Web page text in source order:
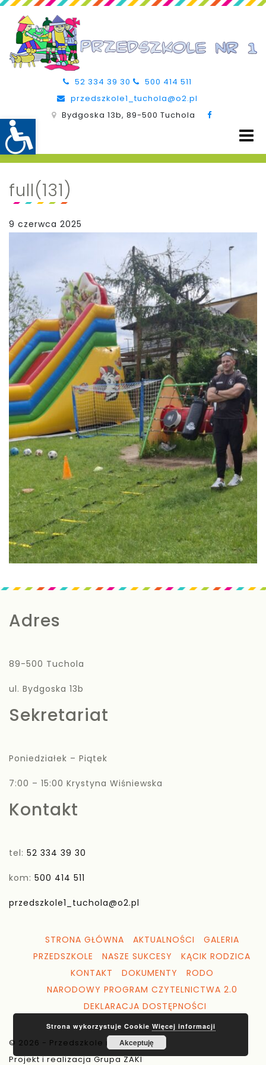
52 334 39 30
500 414 511
przedszkole1_tuchola@o2.pl
Bydgoska 13b, 89-500 Tuchola
full(131)
9 czerwca 2025
Adres
89-500 Tuchola
ul. Bydgoska 13b
Sekretariat
Poniedziałek – Piątek
7:00 – 15:00 Krystyna Wiśniewska
Kontakt
tel: 52 334 39 30
kom: 500 414 511
przedszkole1_tuchola@o2.pl
STRONA GŁÓWNA AKTUALNOŚCI
GALERIA
PRZEDSZKOLE
NASZE SUKCESY
KĄCIK RODZICA
KONTAKT
DOKUMENTY
RODO
NARODOWY PROGRAM CZYTELNICTWA 2.0
DEKLARACJA DOSTĘPNOŚCI
© 2026 - Przedszkole nr 1 Tuchola
Projekt i realizacja Grupa ZAKI
Strona wykorzystuje Cookie Więcej informacji
Akceptuję